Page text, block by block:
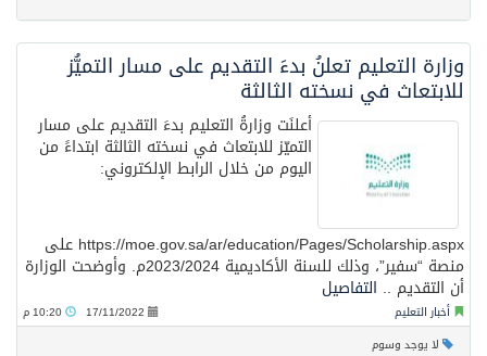
وزارة التعليم تعلنُ بدءَ التقديم على مسار التميُّز
للابتعاث في نسخته الثالثة
أعلنَت وزارةُ التعليم بدءَ التقديم على مسار
التميّز للابتعاث في نسخته الثالثة ابتداءً من
اليوم من خلال الرابط الإلكتروني:
https://moe.gov.sa/ar/education/Pages/Scholarship.aspx على
منصة “سفير”، وذلك للسنة الأكاديمية 2023/2024م. وأوضحت الوزارة
أن التقديم .. التفاصيل
أخبار التعليم 17/11/2022
لا يوجد وسوم